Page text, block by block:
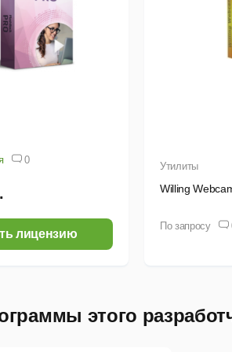
0
лицензию
Утилиты
Willing
По запросу
этого